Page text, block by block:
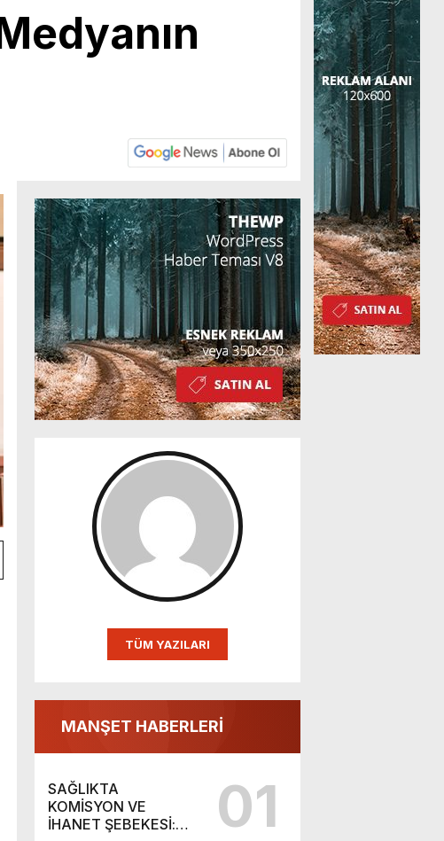
TÜM YAZILARI
MANŞET HABERLERİ
SAĞLIKTA
KOMİSYON VE
İHANET ŞEBEKESİ:
01